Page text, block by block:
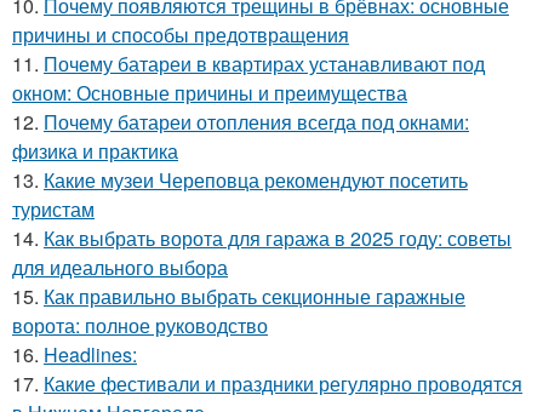
причины и способы предотвращения
11. Почему батареи в квартирах устанавливают под
окном: Основные причины и преимущества
12. Почему батареи отопления всегда под окнами:
физика и практика
13. Какие музеи Череповца рекомендуют посетить
туристам
14. Как выбрать ворота для гаража в 2025 году: советы
для идеального выбора
15. Как правильно выбрать секционные гаражные
ворота: полное руководство
16. Headlines:
17. Какие фестивали и праздники регулярно проводятся